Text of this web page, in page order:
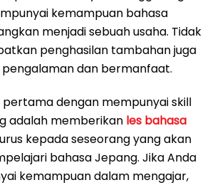
kemampuan bahasa
menjadi sebuah usaha. Tidak
penghasilan tambahan juga
dan bermanfaat.
pertama dengan mempunyai skill
adalah memberikan les bahasa
kepada seseorang yang akan
bahasa Jepang. Jika Anda
kemampuan dalam mengajar,